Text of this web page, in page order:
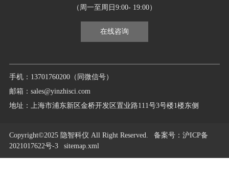
手机：13701760200（同微信号）
邮箱：sales@yinzhisci.com
地址：上海市浦东新区金桥开发区置业路111号3号楼1楼东侧
（周一至周日9:00- 19:00）
在线咨询
Copyright©2025 隐智科仪 All Right Reserved. 备案号：沪ICP备
2021017622号-3
sitemap.xml